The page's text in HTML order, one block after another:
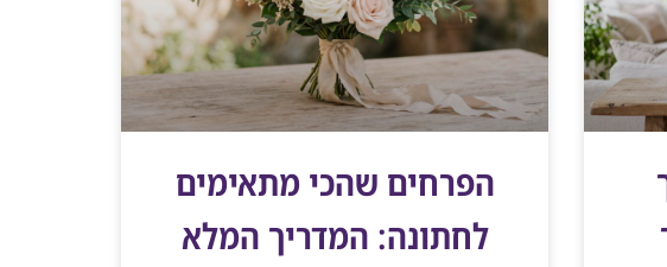
הפרחים שהכי מתאימים
לחתונה: המדריך המלא